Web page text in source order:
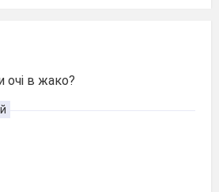
очі в жако?